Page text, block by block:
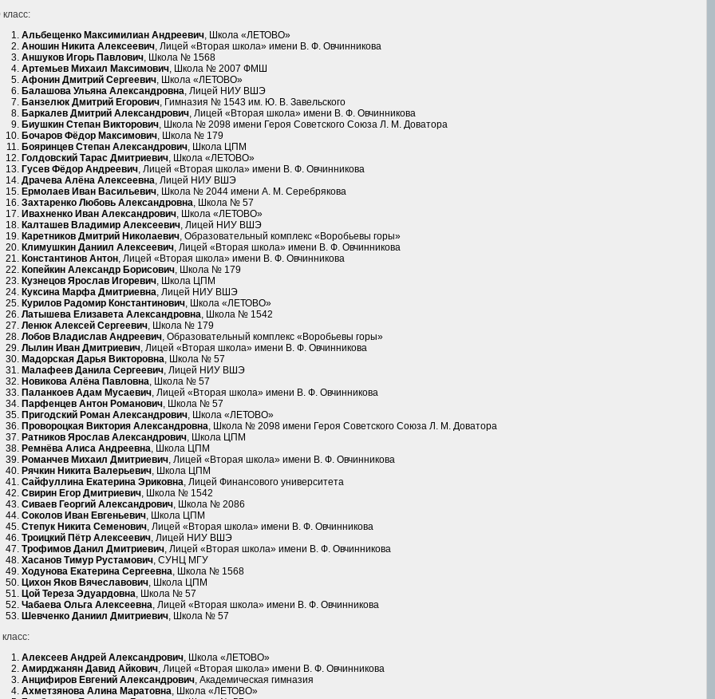
класс:
Альбещенко Максимилиан Андреевич, Школа «ЛЕТОВО»
Аношин Никита Алексеевич, Лицей «Вторая школа» имени В. Ф. Овчинникова
Аншуков Игорь Павлович, Школа № 1568
Артемьев Михаил Максимович, Школа № 2007 ФМШ
Афонин Дмитрий Сергеевич, Школа «ЛЕТОВО»
Балашова Ульяна Александровна, Лицей НИУ ВШЭ
Банзелюк Дмитрий Егорович, Гимназия № 1543 им. Ю. В. Завельского
Баркалев Дмитрий Александрович, Лицей «Вторая школа» имени В. Ф. Овчинникова
Биушкин Степан Викторович, Школа № 2098 имени Героя Советского Союза Л. М. Доватора
Бочаров Фёдор Максимович, Школа № 179
Бояринцев Степан Александрович, Школа ЦПМ
Голдовский Тарас Дмитриевич, Школа «ЛЕТОВО»
Гусев Фёдор Андреевич, Лицей «Вторая школа» имени В. Ф. Овчинникова
Драчева Алёна Алексеевна, Лицей НИУ ВШЭ
Ермолаев Иван Васильевич, Школа № 2044 имени А. М. Серебрякова
Захтаренко Любовь Александровна, Школа № 57
Ивахненко Иван Александрович, Школа «ЛЕТОВО»
Калташев Владимир Алексеевич, Лицей НИУ ВШЭ
Каретников Дмитрий Николаевич, Образовательный комплекс «Воробьевы горы»
Климушкин Даниил Алексеевич, Лицей «Вторая школа» имени В. Ф. Овчинникова
Константинов Антон, Лицей «Вторая школа» имени В. Ф. Овчинникова
Копейкин Александр Борисович, Школа № 179
Кузнецов Ярослав Игоревич, Школа ЦПМ
Куксина Марфа Дмитриевна, Лицей НИУ ВШЭ
Курилов Радомир Константинович, Школа «ЛЕТОВО»
Латышева Елизавета Александровна, Школа № 1542
Ленюк Алексей Сергеевич, Школа № 179
Лобов Владислав Андреевич, Образовательный комплекс «Воробьевы горы»
Лылин Иван Дмитриевич, Лицей «Вторая школа» имени В. Ф. Овчинникова
Мадорская Дарья Викторовна, Школа № 57
Малафеев Данила Сергеевич, Лицей НИУ ВШЭ
Новикова Алёна Павловна, Школа № 57
Паланкоев Адам Мусаевич, Лицей «Вторая школа» имени В. Ф. Овчинникова
Парфенцев Антон Романович, Школа № 57
Пригодский Роман Александрович, Школа «ЛЕТОВО»
Провороцкая Виктория Александровна, Школа № 2098 имени Героя Советского Союза Л. М. Доватора
Ратников Ярослав Александрович, Школа ЦПМ
Ремнёва Алиса Андреевна, Школа ЦПМ
Романчев Михаил Дмитриевич, Лицей «Вторая школа» имени В. Ф. Овчинникова
Рячкин Никита Валерьевич, Школа ЦПМ
Сайфуллина Екатерина Эриковна, Лицей Финансового университета
Свирин Егор Дмитриевич, Школа № 1542
Сиваев Георгий Александрович, Школа № 2086
Соколов Иван Евгеньевич, Школа ЦПМ
Степук Никита Семенович, Лицей «Вторая школа» имени В. Ф. Овчинникова
Троицкий Пётр Алексеевич, Лицей НИУ ВШЭ
Трофимов Данил Дмитриевич, Лицей «Вторая школа» имени В. Ф. Овчинникова
Хасанов Тимур Рустамович, СУНЦ МГУ
Ходунова Екатерина Сергеевна, Школа № 1568
Цихон Яков Вячеславович, Школа ЦПМ
Цой Тереза Эдуардовна, Школа № 57
Чабаева Ольга Алексеевна, Лицей «Вторая школа» имени В. Ф. Овчинникова
Шевченко Даниил Дмитриевич, Школа № 57
класс:
Алексеев Андрей Александрович, Школа «ЛЕТОВО»
Амирджанян Давид Айкович, Лицей «Вторая школа» имени В. Ф. Овчинникова
Анцифиров Евгений Александрович, Академическая гимназия
Ахметзянова Алина Маратовна, Школа «ЛЕТОВО»